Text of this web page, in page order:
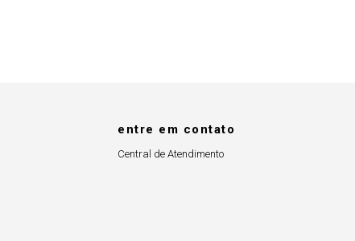
entre em contato
Central de Atendimento